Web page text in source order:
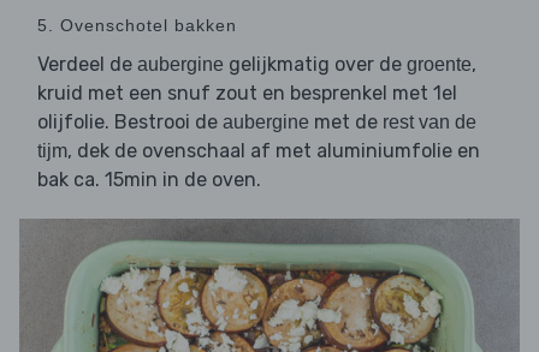
5. Ovenschotel bakken
Verdeel de aubergine gelijkmatig over de groente,
kruid met een snuf zout en besprenkel met 1el
olijfolie. Bestrooi de aubergine met de rest van de
tijm, dek de ovenschaal af met aluminiumfolie en
bak ca. 15min in de oven.